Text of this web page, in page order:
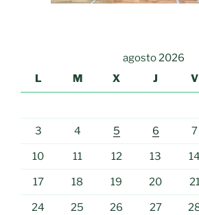
agosto 2026
L
M X J V
3 4 5 6 7
10 11 12 13 14
17 18 19 20
24 25 26 27